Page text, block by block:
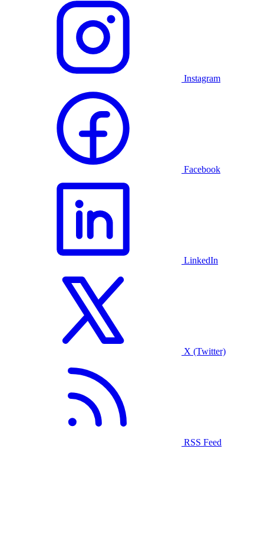
Instagram
Facebook
LinkedIn
X (Twitter)
RSS Feed